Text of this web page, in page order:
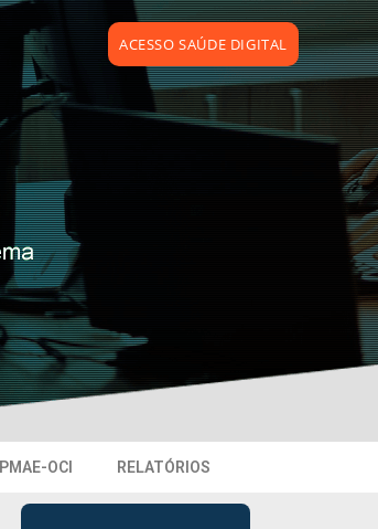
ACESSO SAÚDE DIGITAL
PMAE-OCI RELATÓRIOS